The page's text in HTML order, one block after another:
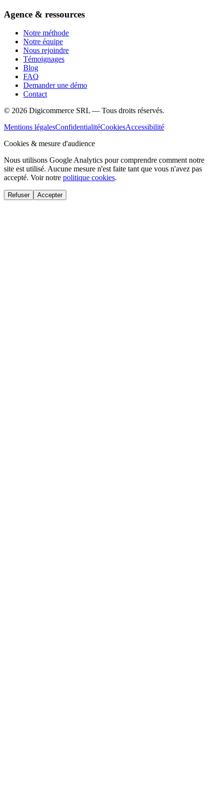
Agence & ressources
Notre méthode
Notre équipe
Nous rejoindre
Témoignages
Blog
FAQ
Demander une démo
Contact
© 2026 Digicommerce SRL — Tous droits réservés.
Mentions légalesConfidentialitéCookiesAccessibilité
Cookies & mesure d'audience
Nous utilisons Google Analytics pour comprendre comment notre
site est utilisé. Aucune mesure n'est faite tant que vous n'avez pas
accepté. Voir notre politique cookies.
Refuser Accepter